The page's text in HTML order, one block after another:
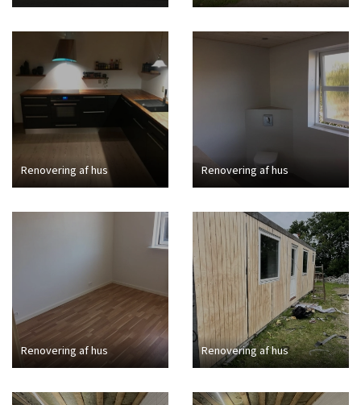
Renovering af hus Renovering af hus
Renovering af hus Renovering af hus